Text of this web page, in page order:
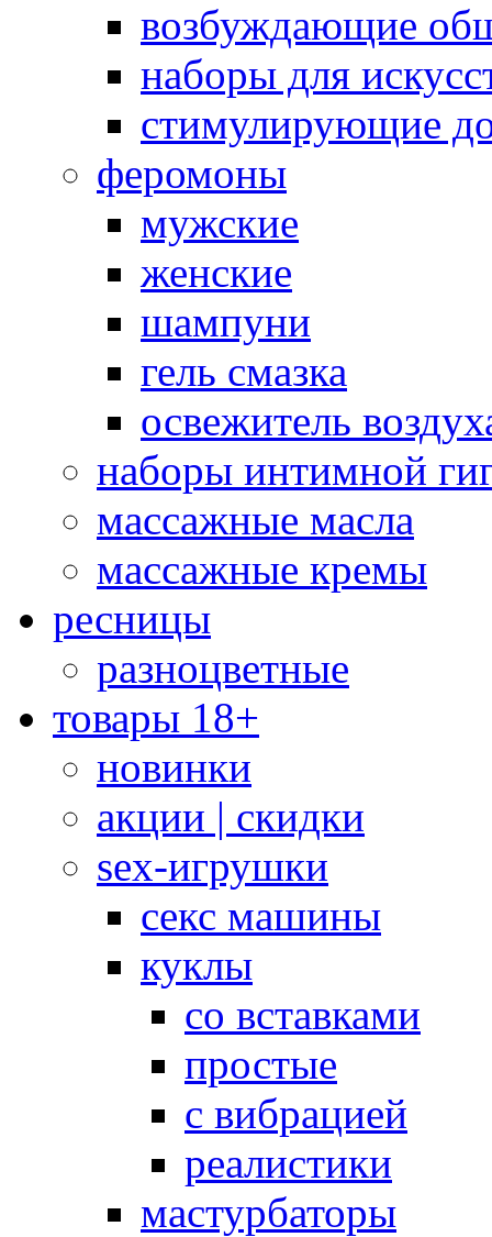
возбуждающие
наборы для
стимулирующие
феромоны
мужские
женские
шампуни
гель смазка
освежитель
наборы интимной
массажные масла
массажные кремы
ресницы
разноцветные
товары 18+
новинки
акции | скидки
sex-игрушки
секс машины
куклы
со вставками
простые
с вибрацией
реалистики
мастурбаторы